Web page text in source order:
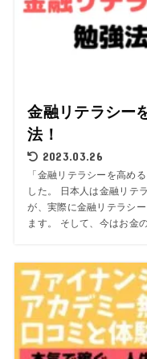
金融リテラシー
法！
2023.03.26
「金融リテラシーを高め
した。 日本人は金融リテ
が、実際に金融リテラシ
ます。 そして、今はお金